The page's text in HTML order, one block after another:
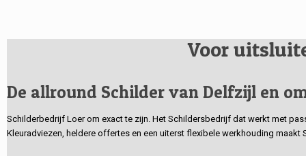
Voor
De allround Schilder van Delfzijl en
Schilderbedrijf Loer om exact te zijn. Het Schildersbedrijf dat werkt met
Kleuradviezen, heldere offertes en een uiterst flexibele werkhouding